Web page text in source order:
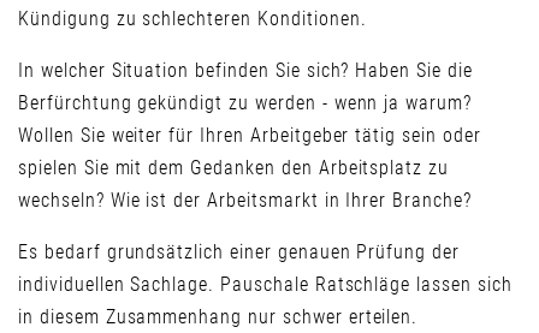
Kündigung zu schlechteren Konditionen.
In welcher Situation befinden Sie sich? Haben Sie die
Berfürchtung gekündigt zu werden - wenn ja warum?
Wollen Sie weiter für Ihren Arbeitgeber tätig sein oder
spielen Sie mit dem Gedanken den Arbeitsplatz zu
wechseln? Wie ist der Arbeitsmarkt in Ihrer Branche?
Es bedarf grundsätzlich einer genauen Prüfung der
individuellen Sachlage. Pauschale Ratschläge lassen sich
in diesem Zusammenhang nur schwer erteilen.